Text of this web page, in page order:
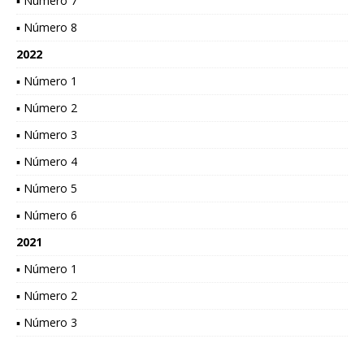
▪ Número 8
2022
▪ Número 1
▪ Número 2
▪ Número 3
▪ Número 4
▪ Número 5
▪ Número 6
2021
▪ Número 1
▪ Número 2
▪ Número 3